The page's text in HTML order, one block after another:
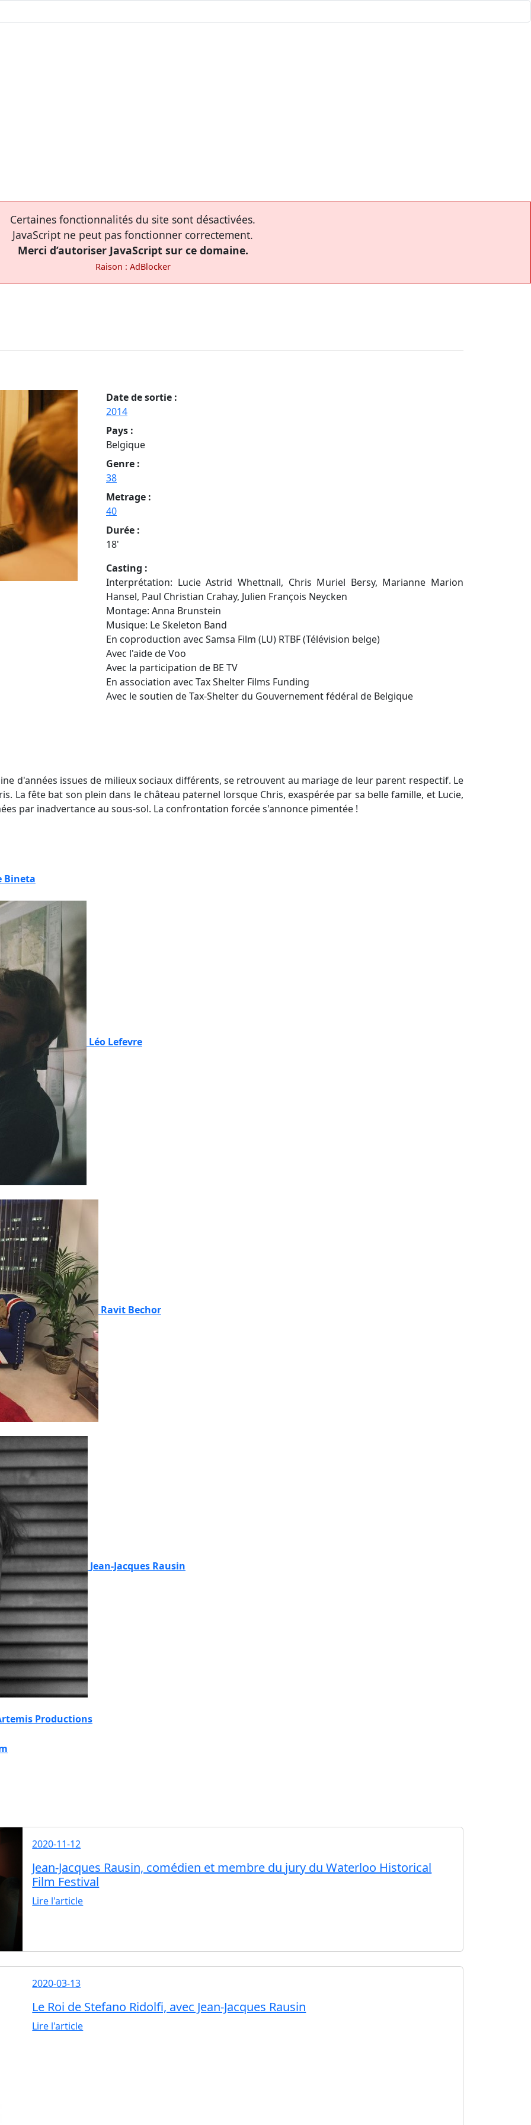
Certaines fonctionnalités du site sont désactivées.
JavaScript ne peut pas fonctionner correctement.
Merci d’autoriser JavaScript sur ce domaine.
Raison : AdBlocker
Date de sortie :
2014
Pays :
Belgique
Genre :
38
Metrage :
40
Durée :
18'
Casting :
Interprétation: Lucie Astrid Whettnall, Chris Muriel Bersy, Marianne Marion
Hansel, Paul Christian Crahay, Julien François Neycken
Montage: Anna Brunstein
Musique: Le Skeleton Band
En coproduction avec Samsa Film (LU) RTBF (Télévision belge)
Avec l'aide de Voo
Avec la participation de BE TV
En association avec Tax Shelter Films Funding
Avec le soutien de Tax-Shelter du Gouvernement fédéral de Belgique
d'années issues de milieux sociaux différents, se retrouvent au mariage de leur parent respectif. Le
La fête bat son plein dans le château paternel lorsque Chris, exaspérée par sa belle famille, et Lucie,
par inadvertance au sous-sol. La confrontation forcée s'annonce pimentée !
Bineta
Léo Lefevre
Ravit Bechor
Jean-Jacques Rausin
Productions
2020-11-12
Jean-Jacques Rausin, comédien et membre du jury du Waterloo Historical
Film Festival
Lire l'article
2020-03-13
Le Roi de Stefano Ridolfi, avec Jean-Jacques Rausin
Lire l'article